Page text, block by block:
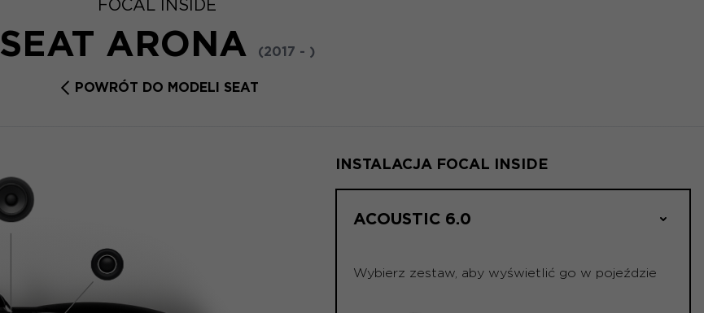
FOCAL INSIDE
SEAT ARONA (2017 - )
POWRÓT DO MODELI SEAT
INSTALACJA FOCAL INSIDE
ACOUSTIC 6.0
Wybierz zestaw, aby wyświetlić go w pojeździe